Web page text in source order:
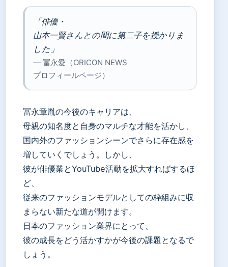
「俳優・
山本一賢さんとの間に第二子を授かりま
した」
— 冨永愛（ORICON NEWS
プロフィールページ）
冨永章胤の今後のキャリアは、
母親の知名度と自身のマルチな才能を活かし、
国内外のファッションシーンでさらに存在感を
増していくでしょう。しかし、
彼が俳優業とYouTube活動を拡大すればするほ
ど、
従来のファッションモデルとしての枠組みに収
まらない新たな道が開けます。
日本のファッション業界にとって、
彼の成長をどう活かすかが今後の課題となるで
しょう。